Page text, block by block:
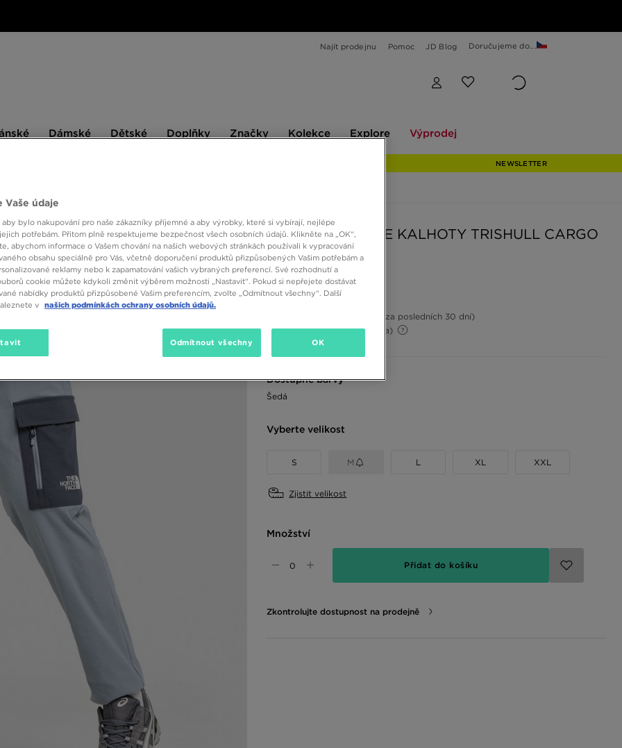
Najít prodejnu Pomoc JD Blog Doručujeme do...
Dámské Dětské Doplňky Značky Kolekce Explore Výprodej
NEWSLETTER
THE NORTH FACE KALHOTY TRISHULL CARGO
TW'GY
1290 Kč
(Nejnižší cena za posledních 30 dní)
2290 Kč -44% (Původní cena)
Dostupné barvy
Šedá
Vyberte velikost
S M L XL XXL
Zjistit velikost
Množství
Přidat do košíku
Zkontrolujte dostupnost na prodejně
Vaše údaje
aby bylo nakupování pro naše zákazníky příjemné a aby výrobky, které si vybírají, nejlépe
potřebám. Přitom plně respektujeme bezpečnost všech osobních údajů. Klikněte na „OK“,
abychom informace o Vašem chování na našich webových stránkách používali k vypracování
obsahu speciálně pro Vás, včetně doporučení produktů přizpůsobených Vašim potřebám a
reklamy nebo k zapamatování vašich vybraných preferencí. Své rozhodnutí a
cookie můžete kdykoli změnit výběrem možnosti „Nastavit“. Pokud si nepřejete dostávat
nabídky produktů přizpůsobené Vašim preferencím, zvolte „Odmítnout všechny“. Další
v našich podmínkách ochrany osobních údajů.
Odmítnout všechny OK